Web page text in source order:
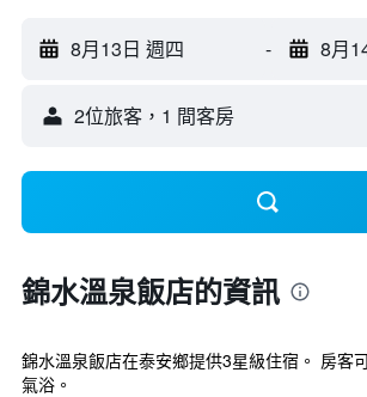
8月13日 週四 - 8月
2位旅客，1 間客房
錦水溫泉飯店的資訊
錦水溫泉飯店在泰安鄉提供3星級住宿。 房客
氣浴。